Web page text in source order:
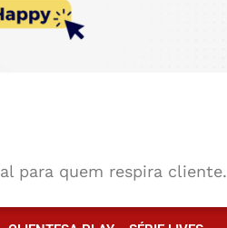
para quem respira cliente.